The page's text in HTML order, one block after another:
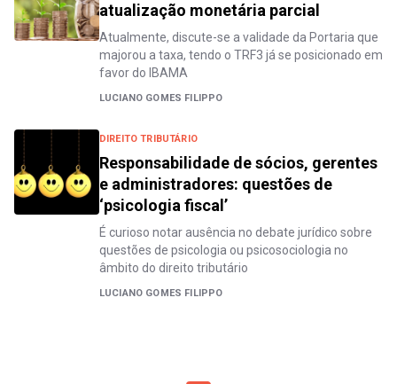
atualização monetária parcial
Atualmente, discute-se a validade da Portaria que
majorou a taxa, tendo o TRF3 já se posicionado em
favor do IBAMA
LUCIANO GOMES FILIPPO
DIREITO TRIBUTÁRIO
Responsabilidade de sócios, gerentes
e administradores: questões de
‘psicologia fiscal’
É curioso notar ausência no debate jurídico sobre
questões de psicologia ou psicosociologia no
âmbito do direito tributário
LUCIANO GOMES FILIPPO